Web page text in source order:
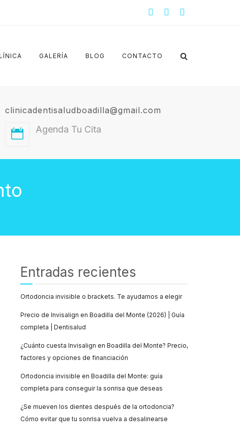
GALERÍA BLOG CONTACTO
clinicadentisaludboadilla@gmail.com
Agenda Tu Cita
Entradas recientes
Ortodoncia invisible o brackets. Te ayudamos a elegir
Precio de Invisalign en Boadilla del Monte (2026) | Guía
completa | Dentisalud
¿Cuánto cuesta Invisalign en Boadilla del Monte? Precio,
factores y opciones de financiación
Ortodoncia invisible en Boadilla del Monte: guía
completa para conseguir la sonrisa que deseas
¿Se mueven los dientes después de la ortodoncia?
Cómo evitar que tu sonrisa vuelva a desalinearse